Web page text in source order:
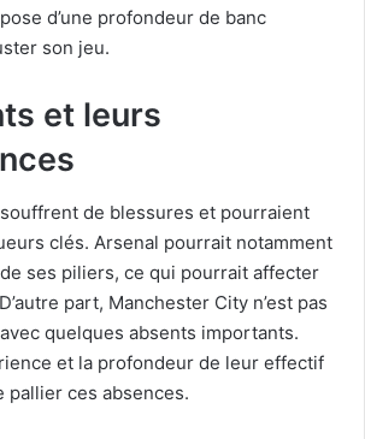
d’une profondeur de banc
son jeu.
et leurs
de blessures et pourraient
clés. Arsenal pourrait notamment
ses piliers, ce qui pourrait affecter
part, Manchester City n’est pas
quelques absents importants.
et la profondeur de leur effectif
pallier ces absences.